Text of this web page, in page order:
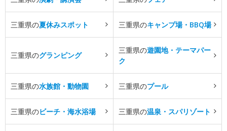
三重県の夏休みスポット 三重県のキャンプ場・BBQ場
三重県のグランピング
三重県の遊園地・テーマパー
ク
三重県の水族館・動物園 三重県のプール
三重県のビーチ・海水浴場 三重県の温泉・スパリゾート